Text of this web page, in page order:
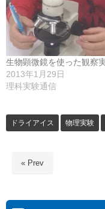
生物顕微鏡を使った観察
2013年1月29日
理科実験通信
ドライアイス 物理実験
« Prev